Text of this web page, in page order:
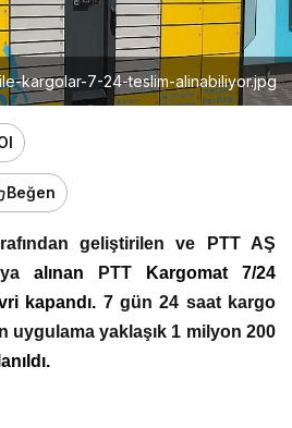
kargolar-7-24-teslim-alinabiliyor.jpg
Beğen
geliştirilen ve PTT AŞ
alınan PTT
Kargomat 7/24
kapandı. 7 gün 24 saat kargo
uygulama yaklaşık 1 milyon 200